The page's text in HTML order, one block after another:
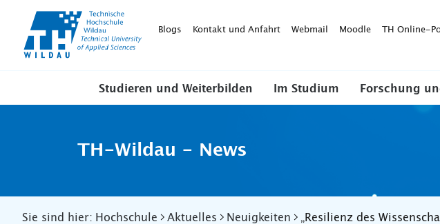
WildauBlogs Kontakt und Anfahrt Webmail Moodle TH Online-
Studieren und Weiterbilden Im Studium Forschung
TH-Wildau - News
Sie sind hier: Hochschule Aktuelles Neuigkeiten „Resilienz des